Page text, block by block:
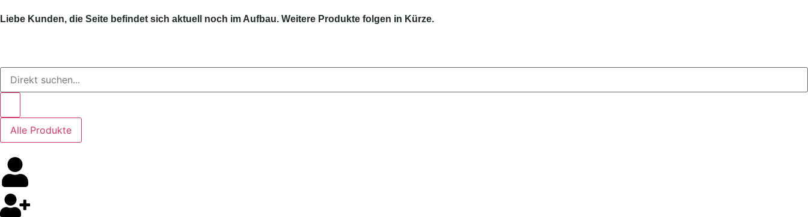
Liebe Kunden, die Seite befindet sich aktuell noch im Aufbau. Weitere Produkte folgen in Kürze.
Alle Produkte